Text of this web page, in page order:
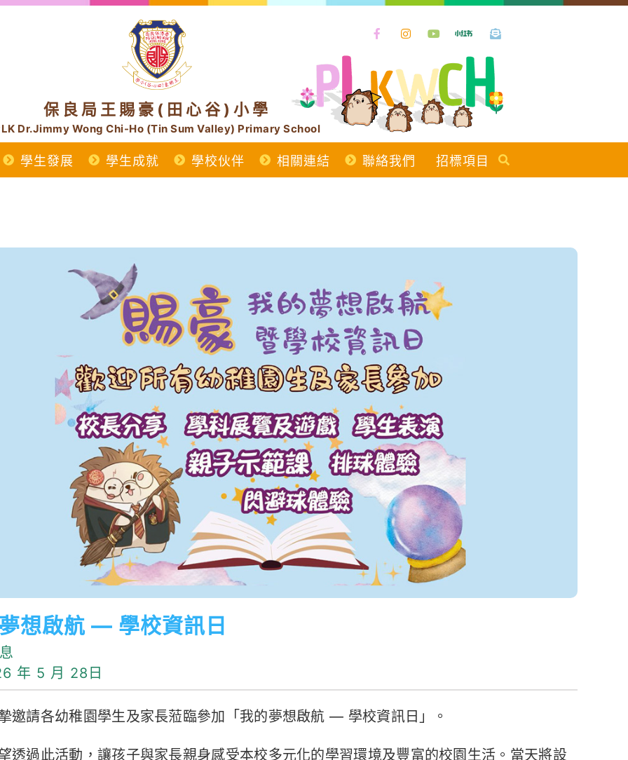
保良局王賜豪(田心谷)小學
Dr.Jimmy Wong Chi-Ho (Tin Sum Valley) Primary School
學生發展 學生成就 學校伙伴 相關連結 聯絡我們 招標項目
想啟航 — 學校資訊日
年 5 月 28日
邀請各幼稚園學生及家長蒞臨參加「我的夢想啟航 — 學校資訊日」。
透過此活動，讓孩子與家長親身感受本校多元化的學習環境及豐富的校園生活。當天將設